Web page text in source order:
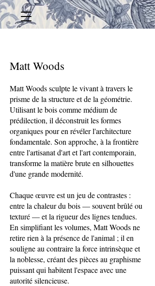
Matt Woods
Matt Woods sculpte le vivant à travers le
prisme de la structure et de la géométrie.
Utilisant le bois comme médium de
prédilection, il déconstruit les formes
organiques pour en révéler l'architecture
fondamentale. Son approche, à la frontière
entre l'artisanat d'art et l'art contemporain,
transforme la matière brute en silhouettes
d'une grande modernité.
Chaque œuvre est un jeu de contrastes :
entre la chaleur du bois — souvent brûlé ou
texturé — et la rigueur des lignes tendues.
En simplifiant les volumes, Matt Woods ne
retire rien à la présence de l'animal ; il en
souligne au contraire la force intrinsèque et
la noblesse, créant des pièces au graphisme
puissant qui habitent l'espace avec une
autorité silencieuse.